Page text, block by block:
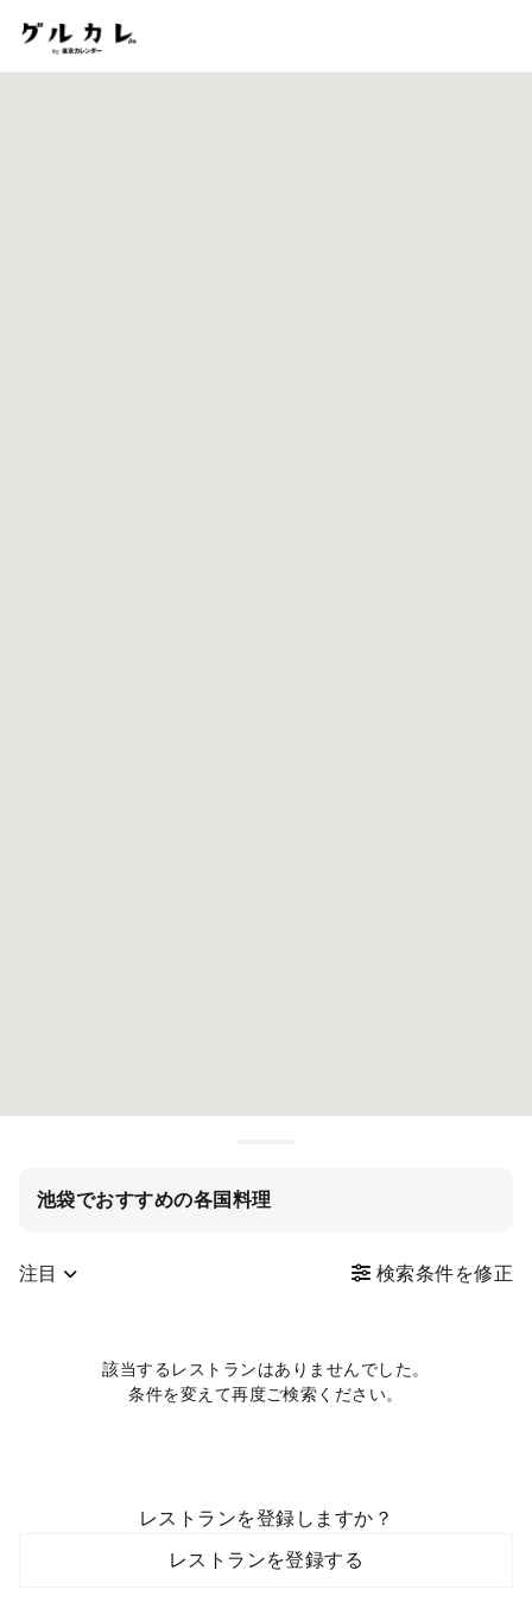
池袋でおすすめの各国料理
注目 検索条件を修正
該当するレストランはありませんでした。
条件を変えて再度ご検索ください。
レストランを登録しますか？
レストランを登録する